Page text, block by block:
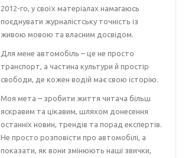
2012-го, у своїх матеріалах намагаюсь
поєднувати журналістську точність із
живою мовою та власним досвідом.
Для мене автомобіль – це не просто
транспорт, а частина культури й простір
свободи, де кожен водій має свою історію.
Моя мета – зробити життя читача більш
яскравим та цікавим, шляхом донесення
останніх новин, трендів та порад експертів.
Не просто розповісти про автомобілі, а
показати, як вони змінюють наші звички,